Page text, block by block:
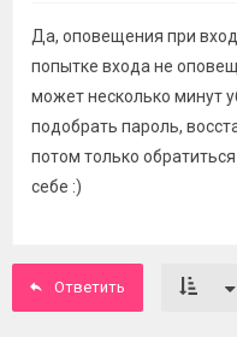
Да, оповещения при
попытке входа не
может несколько минут
подобрать пароль,
потом только
себе :)
Ответить